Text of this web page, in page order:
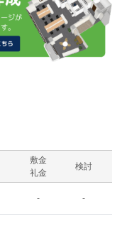
敷金
礼金
検討
- -